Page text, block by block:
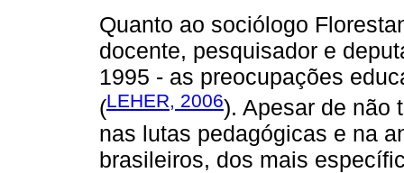
Quanto ao sociólogo
docente, pesquisador e
1995 - as preocupações
(LEHER, 2006). Apesar de não
nas lutas pedagógicas e na
brasileiros, dos mais